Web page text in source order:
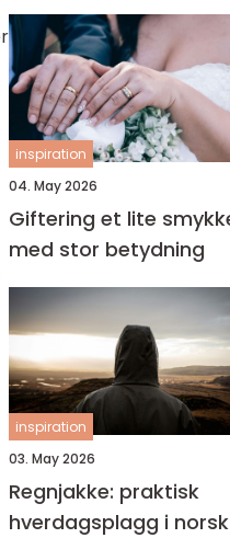
inspiration
04. May 2026
Giftering et lite smykke
med stor betydning
inspiration
03. May 2026
Regnjakke: praktisk
hverdagsplagg i norsk